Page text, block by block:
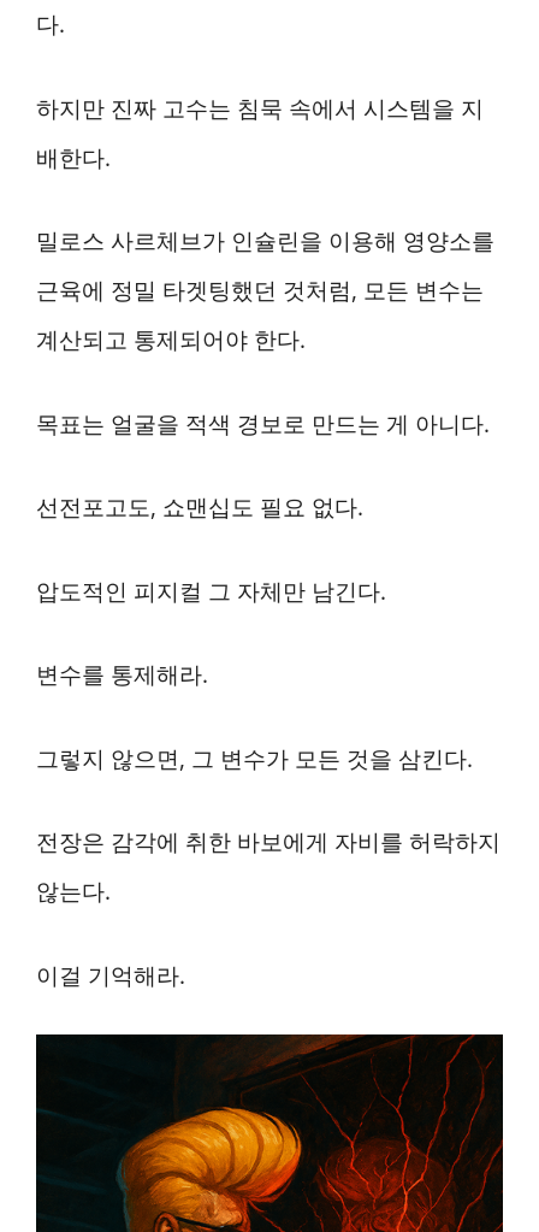
다.
하지만 진짜 고수는 침묵 속에서 시스템을 지
배한다.
밀로스 사르체브가 인슐린을 이용해 영양소를
근육에 정밀 타겟팅했던 것처럼, 모든 변수는
계산되고 통제되어야 한다.
목표는 얼굴을 적색 경보로 만드는 게 아니다.
선전포고도, 쇼맨십도 필요 없다.
압도적인 피지컬 그 자체만 남긴다.
변수를 통제해라.
그렇지 않으면, 그 변수가 모든 것을 삼킨다.
전장은 감각에 취한 바보에게 자비를 허락하지
않는다.
이걸 기억해라.